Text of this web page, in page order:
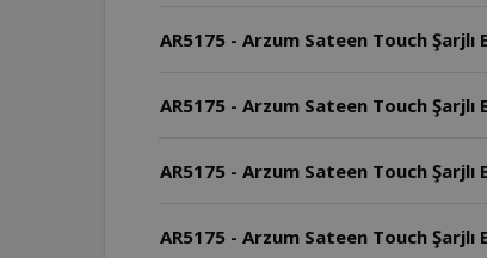
AR5175 - Arzum Sateen Touch
AR5175 - Arzum Sateen Touch
AR5175 - Arzum Sateen Touch
AR5175 - Arzum Sateen Touch